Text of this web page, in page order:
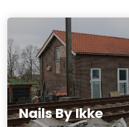
Nails By Ikke